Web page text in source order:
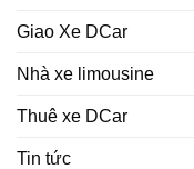
Giao Xe DCar
Nhà xe limousine
Thuê xe DCar
Tin tức